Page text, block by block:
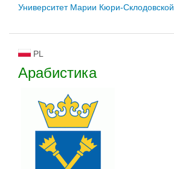
Университет Марии Кюри-Склодовской
PL
Арабистика